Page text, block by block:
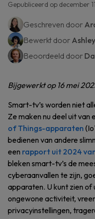
Gepubliceerd op december
Geschreven door
Bewerkt door
Beoordeeld door
Bijgewerkt op 16 mei
Smart-tv’s worden niet
Ze maken nu deel uit van
of Things-apparaten
bedienen van andere
een rapport uit 2024
bleken smart-tv’s de
cyberaanvallen te zijn,
apparaten. U kunt zien of
ongewone activiteit,
privacyinstellingen,